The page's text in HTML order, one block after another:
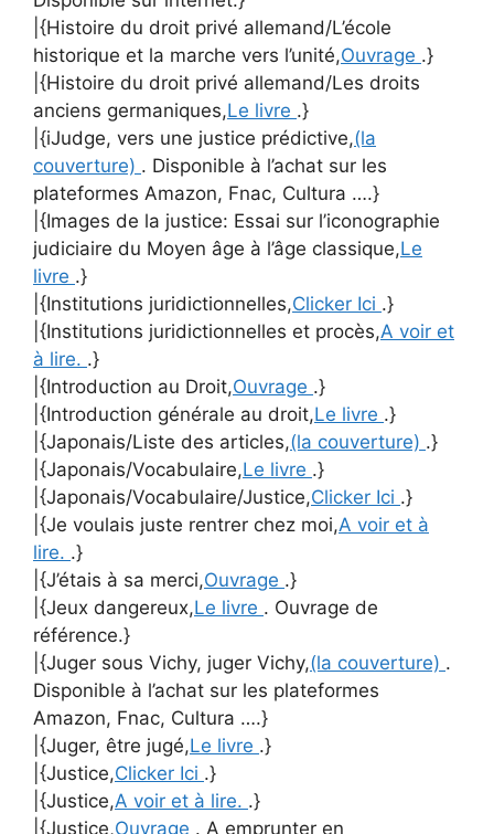
|{Histoire du droit privé allemand/L’école
historique et la marche vers l’unité,Ouvrage .}
|{Histoire du droit privé allemand/Les droits
anciens germaniques,Le livre .}
|{iJudge, vers une justice prédictive,(la
couverture) . Disponible à l’achat sur les
plateformes Amazon, Fnac, Cultura ….}
|{Images de la justice: Essai sur l’iconographie
judiciaire du Moyen âge à l’âge classique,Le
livre .}
|{Institutions juridictionnelles,Clicker Ici .}
|{Institutions juridictionnelles et procès,A voir et
à lire. .}
|{Introduction au Droit,Ouvrage .}
|{Introduction générale au droit,Le livre .}
|{Japonais/Liste des articles,(la couverture) .}
|{Japonais/Vocabulaire,Le livre .}
|{Japonais/Vocabulaire/Justice,Clicker Ici .}
|{Je voulais juste rentrer chez moi,A voir et à
lire. .}
|{J’étais à sa merci,Ouvrage .}
|{Jeux dangereux,Le livre . Ouvrage de
référence.}
|{Juger sous Vichy, juger Vichy,(la couverture) .
Disponible à l’achat sur les plateformes
Amazon, Fnac, Cultura ….}
|{Juger, être jugé,Le livre .}
|{Justice,Clicker Ici .}
|{Justice,A voir et à lire. .}
|{Justice,Ouvrage . A emprunter en